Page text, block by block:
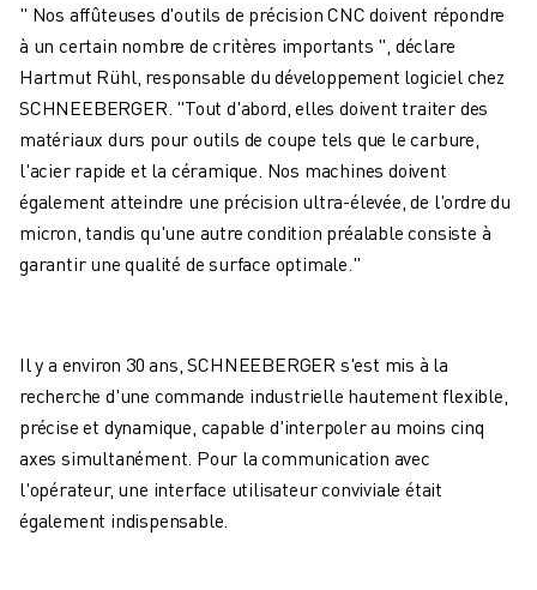
" Nos affûteuses d'outils de précision CNC doivent répondre
à un certain nombre de critères importants ", déclare
Hartmut Rühl, responsable du développement logiciel chez
SCHNEEBERGER. "Tout d'abord, elles doivent traiter des
matériaux durs pour outils de coupe tels que le carbure,
l'acier rapide et la céramique. Nos machines doivent
également atteindre une précision ultra-élevée, de l'ordre du
micron, tandis qu'une autre condition préalable consiste à
garantir une qualité de surface optimale."
Il y a environ 30 ans, SCHNEEBERGER s'est mis à la
recherche d'une commande industrielle hautement flexible,
précise et dynamique, capable d'interpoler au moins cinq
axes simultanément. Pour la communication avec
l'opérateur, une interface utilisateur conviviale était
également indispensable.